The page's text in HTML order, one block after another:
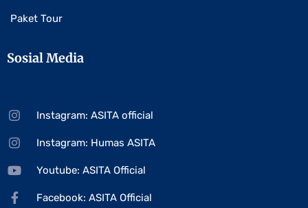
Paket Tour
Sosial Media
Instagram: ASITA official
Instagram: Humas ASITA
Youtube: ASITA Official
Facebook: ASITA Official